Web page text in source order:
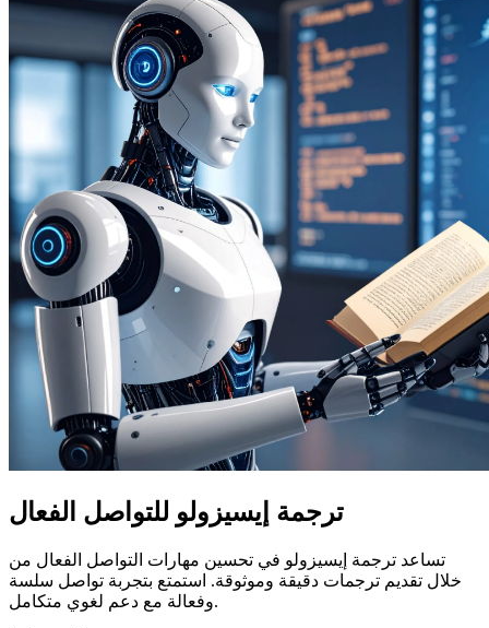
ترجمة إيسيزولو للتواصل الفعال
تساعد ترجمة إيسيزولو في تحسين مهارات التواصل الفعال من
خلال تقديم ترجمات دقيقة وموثوقة. استمتع بتجربة تواصل سلسة
وفعالة مع دعم لغوي متكامل.